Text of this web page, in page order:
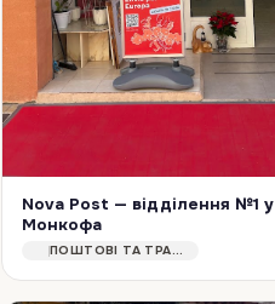
Nova Post — відділення №1 у
Монкофа
ПОШТОВІ ТА ТРАНСПОРТНІ ПОСЛУГИ